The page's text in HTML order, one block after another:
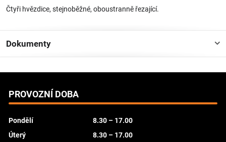
Čtyři hvězdice, stejnoběžné, oboustranně řezající.
Dokumenty
PROVOZNÍ DOBA
Pondělí
8.30 – 17.00
Úterý
8.30 – 17.00